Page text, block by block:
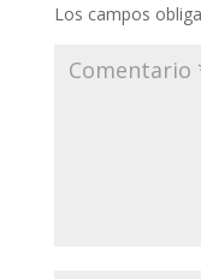
Los campos